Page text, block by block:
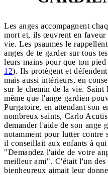
Les anges accompagnent
mort et, ils œuvrent en faveur
vie. Les psaumes le
anges de te garder sur tous
leurs mains pour que ton
12). Ils protègent et
mais aussi intérieurs, en
sur le chemin de la vie.
même que l'ange gardien
Purgatoire, en attendant son
nombreux saints, Carlo
demander l'aide de son ange
notamment pour lutter contre
il conseillait aux enfants à
"Demandez l'aide de votre
meilleur ami". C'était l'un des
bienheureux aimait leur